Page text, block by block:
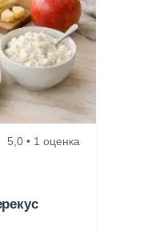
5,0 • 1 оценка